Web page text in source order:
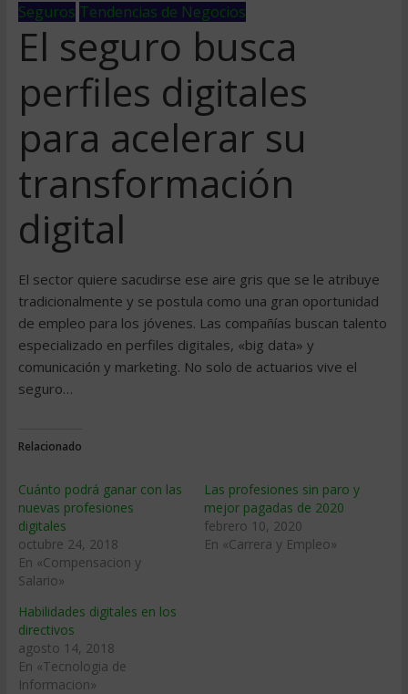
Seguros Tendencias de Negocios
El seguro busca
perfiles digitales
para acelerar su
transformación
digital
El sector quiere sacudirse ese aire gris que se le atribuye
tradicionalmente y se postula como una gran oportunidad
de empleo para los jóvenes. Las compañías buscan talento
especializado en perfiles digitales, «big data» y
comunicación y marketing. No solo de actuarios vive el
seguro…
Relacionado
Cuánto podrá ganar con las
nuevas profesiones
digitales
octubre 24, 2018
En «Compensacion y
Salario»
Las profesiones sin paro y
mejor pagadas de 2020
febrero 10, 2020
En «Carrera y Empleo»
Habilidades digitales en los
directivos
agosto 14, 2018
En «Tecnologia de
Informacion»